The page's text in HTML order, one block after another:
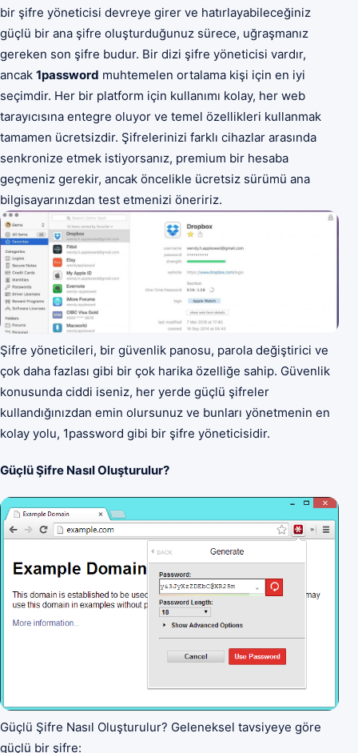
bir şifre yöneticisi devreye girer ve hatırlayabileceğiniz
güçlü bir ana şifre oluşturduğunuz sürece, uğraşmanız
gereken son şifre budur. Bir dizi şifre yöneticisi vardır,
ancak 1password muhtemelen ortalama kişi için en iyi
seçimdir. Her bir platform için kullanımı kolay, her web
tarayıcısına entegre oluyor ve temel özellikleri kullanmak
tamamen ücretsizdir. Şifrelerinizi farklı cihazlar arasında
senkronize etmek istiyorsanız, premium bir hesaba
geçmeniz gerekir, ancak öncelikle ücretsiz sürümü ana
bilgisayarınızdan test etmenizi öneririz.
Şifre yöneticileri, bir güvenlik panosu, parola değiştirici ve
çok daha fazlası gibi bir çok harika özelliğe sahip. Güvenlik
konusunda ciddi iseniz, her yerde güçlü şifreler
kullandığınızdan emin olursunuz ve bunları yönetmenin en
kolay yolu, 1password gibi bir şifre yöneticisidir.
Güçlü Şifre Nasıl Oluşturulur?
Güçlü Şifre Nasıl Oluşturulur? Geleneksel tavsiyeye göre
güçlü bir şifre: